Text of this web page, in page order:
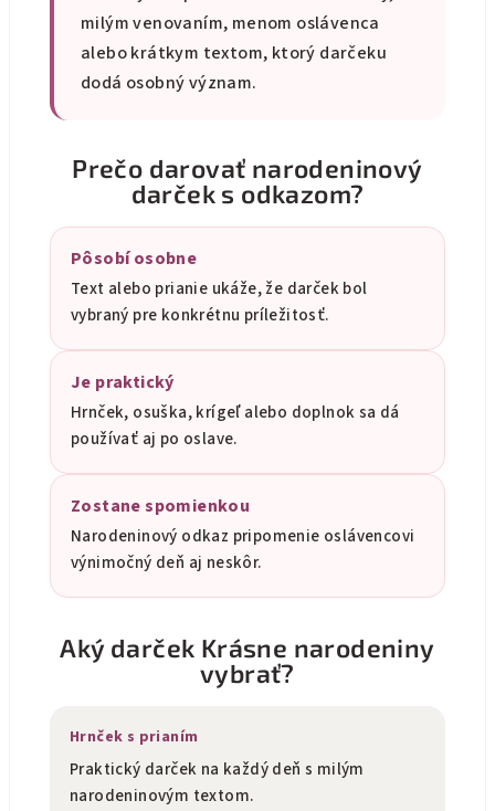
milým venovaním, menom oslávenca
alebo krátkym textom, ktorý darčeku
dodá osobný význam.
Prečo darovať narodeninový
darček s odkazom?
Pôsobí osobne
Text alebo prianie ukáže, že darček bol
vybraný pre konkrétnu príležitosť.
Je praktický
Hrnček, osuška, krígeľ alebo doplnok sa dá
používať aj po oslave.
Zostane spomienkou
Narodeninový odkaz pripomenie oslávencovi
výnimočný deň aj neskôr.
Aký darček Krásne narodeniny
vybrať?
Hrnček s prianím
Praktický darček na každý deň s milým
narodeninovým textom.